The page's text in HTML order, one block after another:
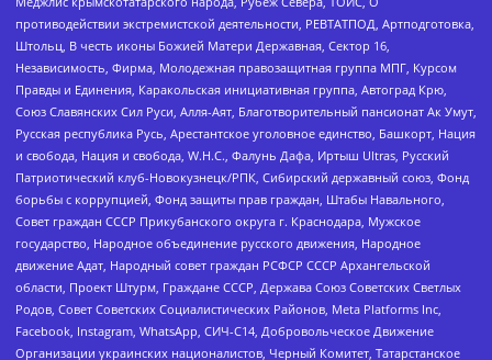
противодействии экстремистской деятельности, РЕВТАТПОД, Артподготовка,
Штольц, В честь иконы Божией Матери Державная, Сектор 16,
Независимость, Фирма, Молодежная правозащитная группа МПГ, Курсом
Правды и Единения, Каракольская инициативная группа, Автоград Крю,
Союз Славянских Сил Руси, Алля-Аят, Благотворительный пансионат Ак Умут,
Русская республика Русь, Арестантское уголовное единство, Башкорт, Нация
и свобода, Нация и свобода, W.H.С., Фалунь Дафа, Иртыш Ultras, Русский
Патриотический клуб-Новокузнецк/РПК, Сибирский державный союз, Фонд
борьбы с коррупцией, Фонд защиты прав граждан, Штабы Навального,
Совет граждан СССР Прикубанского округа г. Краснодара, Мужское
государство, Народное объединение русского движения, Народное
движение Адат, Народный совет граждан РСФСР СССР Архангельской
области, Проект Штурм, Граждане СССР, Держава Союз Советских Светлых
Родов, Совет Советских Социалистических Районов, Meta Platforms Inc,
Facebook, Instagram, WhatsApp, СИЧ-С14, Добровольческое Движение
Организации украинских националистов, Черный Комитет, Татарстанское